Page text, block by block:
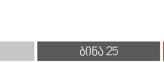
ᲑᲘᲜᲐ 25